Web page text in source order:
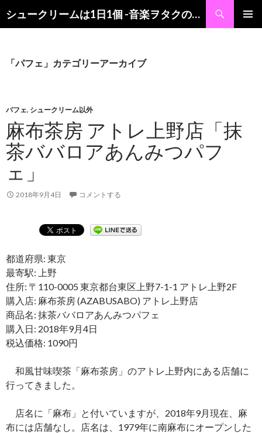
シュークリームは1日1個 -音楽ヲタクの食レポブログ-
索
ン
キ
ッ
プ
「パフェ」カテゴリーアーカイブ
パフェ, シュークリーム以外
麻布茶房 アトレ上野店「抹
茶ババロアあんみつパフ
ェ」
2018年9月4日 コメントする
都道府県: 東京
最寄駅: 上野
住所: 〒110-0005 東京都台東区上野7-1-1 アトレ上野2F
購入店: 麻布茶房 (AZABUSABO) アトレ上野店
商品名: 抹茶ババロアあんみつパフェ
購入日: 2018年9月4日
税込価格: 1090円
和風甘味喫茶「麻布茶房」のアトレ上野内にある店舗に
行ってきました。
店名に「麻布」と付いていますが、2018年9月現在、麻
布には店舗なし。店名は、1979年に南麻布にオープンした